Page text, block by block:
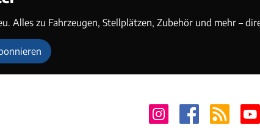
Alles zu Fahrzeugen, Stellplätzen, Zubehör und mehr –